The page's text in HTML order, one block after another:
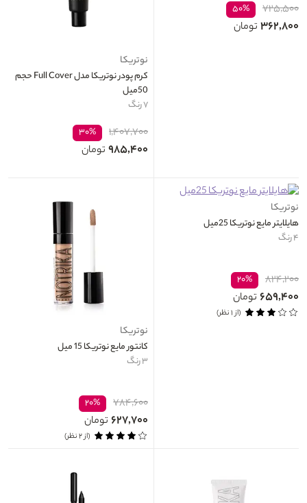
۷۲۵,۵۰۰ ۵۰%
۳۶۲,۸۰۰ تومان
نوتریکا
کرم پودر نوتریکا مدل Full Cover حجم
50میل
۷ رنگ
۱,۴۰۷,۷۰۰ ۳۰%
۹۸۵,۴۰۰ تومان
نوتریکا
هایلایتر مایع نوتریکا 25میل
۴ رنگ
۸۲۴,۲۰۰ ۲۰%
۶۵۹,۴۰۰ تومان
(از ۱ نظر)
نوتریکا
کانتور مایع نوتریکا 15 میل
۳ رنگ
۷۸۴,۶۰۰ ۲۰%
۶۲۷,۷۰۰ تومان
(از ۲ نظر)